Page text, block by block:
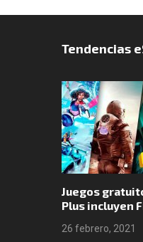
Tendencias
Juegos
Plus incluyen
26 febrero, 2021